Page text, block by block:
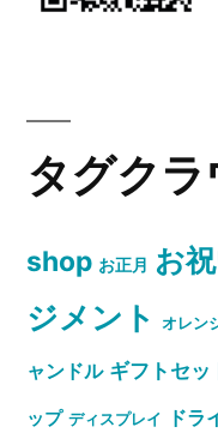
タグクラ
shop お正月 お
ジメント
オレン
ャンドル ギフトセッ
ップ ディスプレイ ドラ